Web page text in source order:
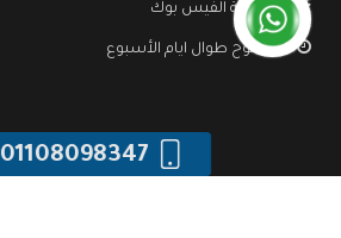
صفحة الفيس بوك
مفتوح طوال ايام الأسبوع
01108098347